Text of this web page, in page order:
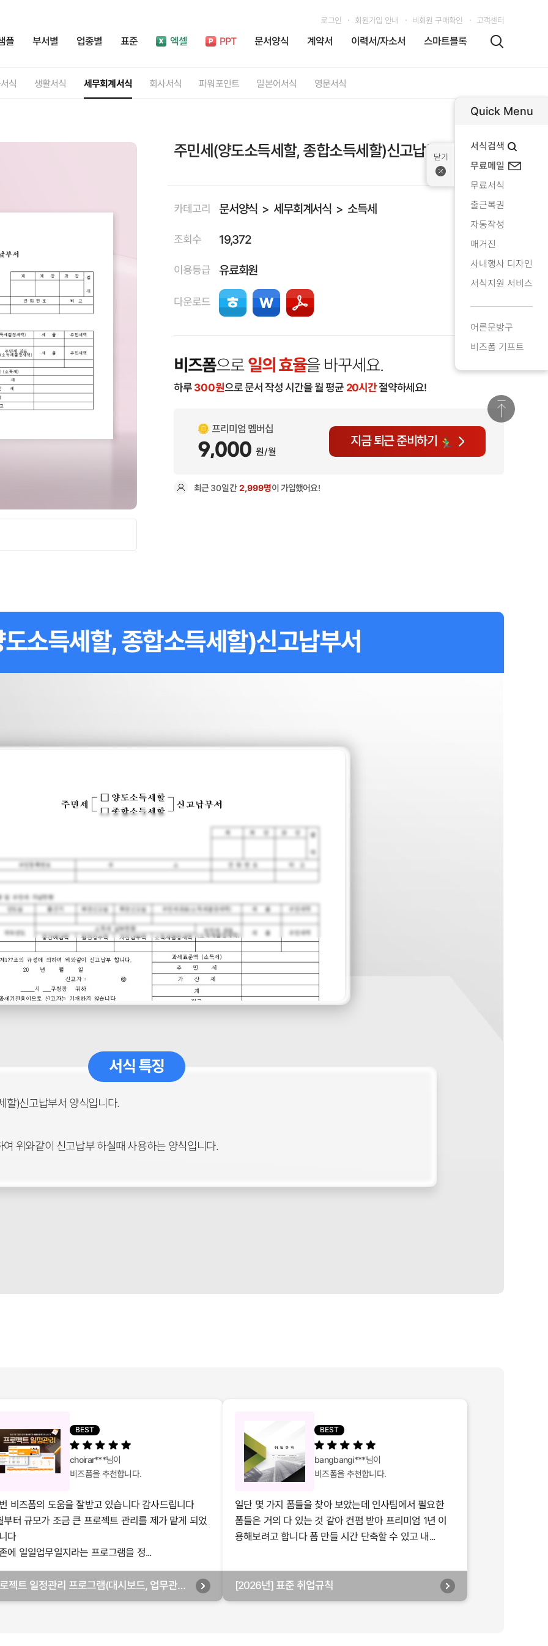
플 부서별 업종별 표준 엑셀 PPT 문서양식 계약서 이력서/자소서 스마트블록
로그인 회원가입 안내 비회원 구매확인 고객센터
식 생활서식 세무회계서식 회사서식 파워포인트 일본어서식 영문서식
주민세(양도소득세할, 종합소득세할)신고납부서
카테고리 문서양식 세무회계서식 소득세
조회수 19,372
이용등급 유료회원
다운로드
비즈폼으로일의 효율을 바꾸세요.
하루 300원으로 문서 작성 시간을 월 평균 20시간절약하세요!
프리미엄 멤버십
9,000 원/월
지금 퇴근 준비하기
최근30일간2,999명이 가입했어요!
소득세할, 종합소득세할)신고납부서
서식 특징
할)신고납부서 양식입니다.
위와같이 신고납부 하실때 사용하는 양식입니다.
BEST
choirar***님이
비즈폼을 추천합니다.
비즈폼의 도움을 잘받고 있습니다 감사드립니다
부터 규모가 조금 큰 프로젝트 관리를 제가 맡게 되었
다
에 일일업무일지라는 프로그램을 정...
젝트 일정관리 프로그램(대시보드, 업무관리,
BEST
bangbangi***님이
비즈폼을 추천합니다.
일단 몇 가지 폼들을 찾아 보았는데 인사팀에서 필요한
폼들은 거의 다 있는 것 같아 컨펌 받아 프리미엄 1년 이
용해보려고 합니다 폼 만들 시간 단축할 수 있고 내...
[2026년] 표준 취업규칙
Quick Menu
서식검색
무료메일
무료서식
출근복권
자동작성
매거진
사내행사 디자인
서식지원 서비스
어른문방구
비즈폼 기프트